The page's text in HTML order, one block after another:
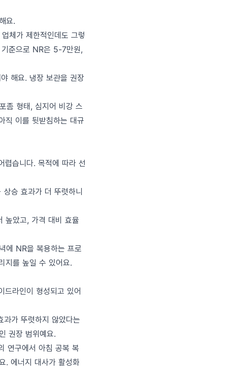
요.
체가 제한적인데도 그렇
준으로 NR은 5-7만원,
해요. 냉장 보관을 권장
좀 형태, 심지어 비강 스
직 이를 뒷받침하는 대규
습니다. 목적에 따라 선
승 효과가 더 뚜렷하니
높았고, 가격 대비 효율
에 NR을 복용하는 프로
지를 높일 수 있어요.
라인이 형성되고 있어
가 뚜렷하지 않았다는
권장 범위예요.
연구에서 아침 공복 복
. 에너지 대사가 활성화